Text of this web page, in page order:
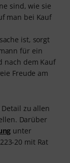
sind, wie sie
man bei Kauf
ist, sorgt
für ein
nach dem Kauf
Freude am
zu allen
Darüber
unter
20 mit Rat